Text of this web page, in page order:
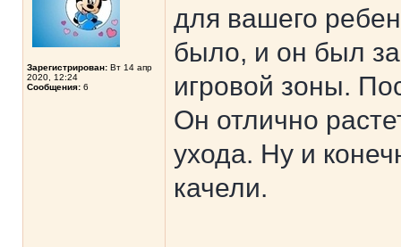
Зарегистрирован: Вт 14 апр
2020, 12:24
Сообщения: 6
для вашего
было, и он был
игровой зоны.
Он отлично
ухода. Ну и
качели.